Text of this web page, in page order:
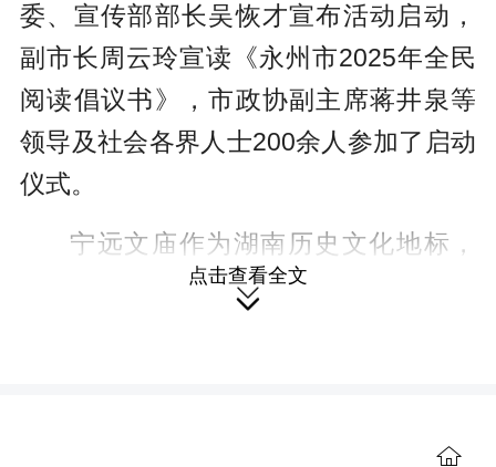
委、宣传部部长吴恢才宣布活动启动，
副市长周云玲宣读《永州市2025年全民
阅读倡议书》，市政协副主席蒋井泉等
领导及社会各界人士200余人参加了启动
仪式。
宁远文庙作为湖南历史文化地标，
承载着厚重的儒家文化和湖湘文脉，在
活动现场发布了永州市第六届“全市共读
点击查看全文
